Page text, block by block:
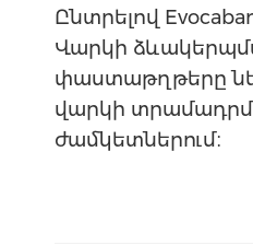
Ընտրելով
Վարկի
փաստաթղթերը
վարկի
ժամկետներում։